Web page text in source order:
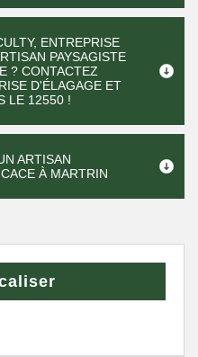
ENTREPRISE
PAYSAGISTE
? CONTACTEZ
D'ÉLAGAGE ET
LE 12550 !
ARTISAN
À MARTRIN